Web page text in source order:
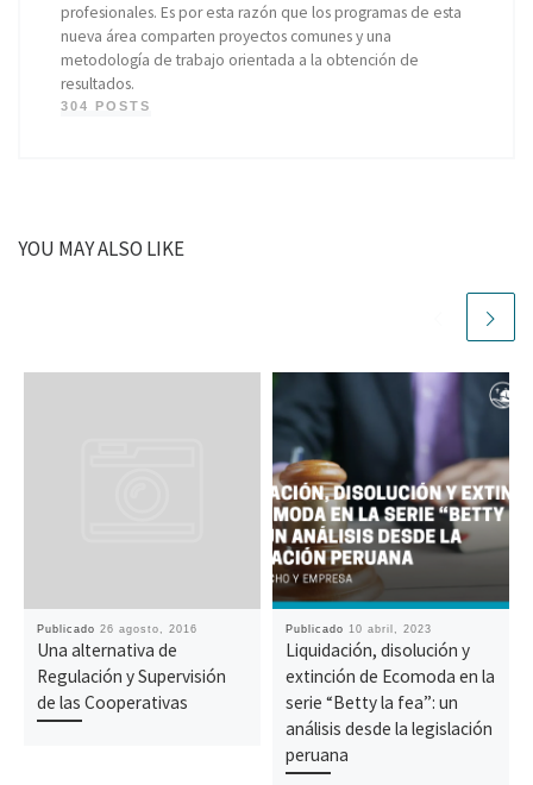
profesionales. Es por esta razón que los programas de esta
nueva área comparten proyectos comunes y una
metodología de trabajo orientada a la obtención de
resultados.
304 POSTS
YOU MAY ALSO LIKE
Publicado 26 agosto, 2016
Una alternativa de
Regulación y Supervisión
de las Cooperativas
Publicado 10 abril, 2023
Liquidación, disolución y
extinción de Ecomoda en la
serie “Betty la fea”: un
análisis desde la legislación
peruana